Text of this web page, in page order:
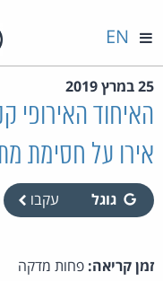
EN
25 במרץ 2019
אירו על חסימת
גוגל עקבו
זמן קריאה: פחות מדקה